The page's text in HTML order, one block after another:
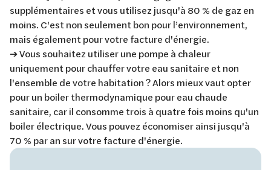
supplémentaires et vous utilisez jusqu'à 80 % de gaz en
moins. C'est non seulement bon pour l’environnement,
mais également pour votre facture d'énergie.
➔ Vous souhaitez utiliser une pompe à chaleur
uniquement pour chauffer votre eau sanitaire et non
l'ensemble de votre habitation ? Alors mieux vaut opter
pour un boiler thermodynamique pour eau chaude
sanitaire, car il consomme trois à quatre fois moins qu'un
boiler électrique. Vous pouvez économiser ainsi jusqu'à
70 % par an sur votre facture d'énergie.